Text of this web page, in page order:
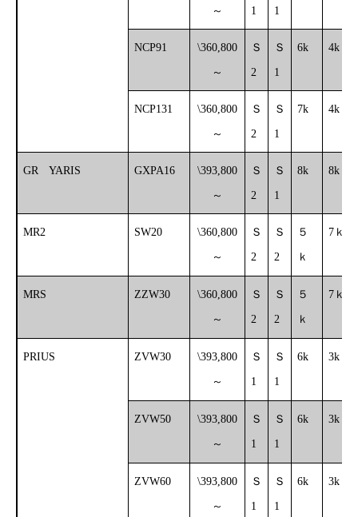
～ 1 1
NCP91 \360,800
～
Ｓ
2
Ｓ
1
6k 4k
NCP131 \360,800
～
Ｓ
2
Ｓ
1
7k 4k
GR YARIS GXPA16 \393,800
～
Ｓ
2
Ｓ
1
8k 8k
MR2 SW20 \360,800
～
Ｓ
2
Ｓ
2
５
ｋ
7ｋ
MRS ZZW30 \360,800
～
Ｓ
2
Ｓ
2
５
ｋ
7ｋ
PRIUS ZVW30 \393,800
～
Ｓ
1
Ｓ
1
6k 3k
ZVW50 \393,800
～
Ｓ
1
Ｓ
1
6k 3k
ZVW60 \393,800
～
Ｓ
1
Ｓ
1
6k 3k